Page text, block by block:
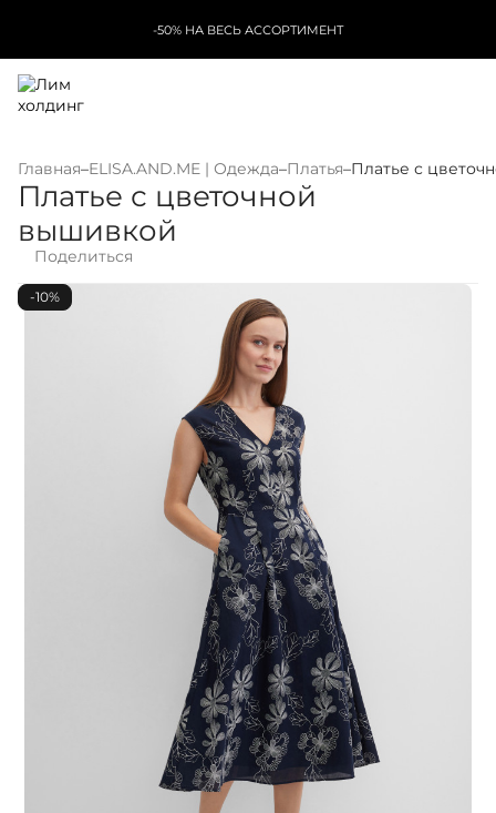
-50% НА ВЕСЬ АССОРТИМЕНТ
Главная–ELISA.AND.ME | Одежда–Платья–Платье с
Платье с цветочной
вышивкой
Поделиться
-10%